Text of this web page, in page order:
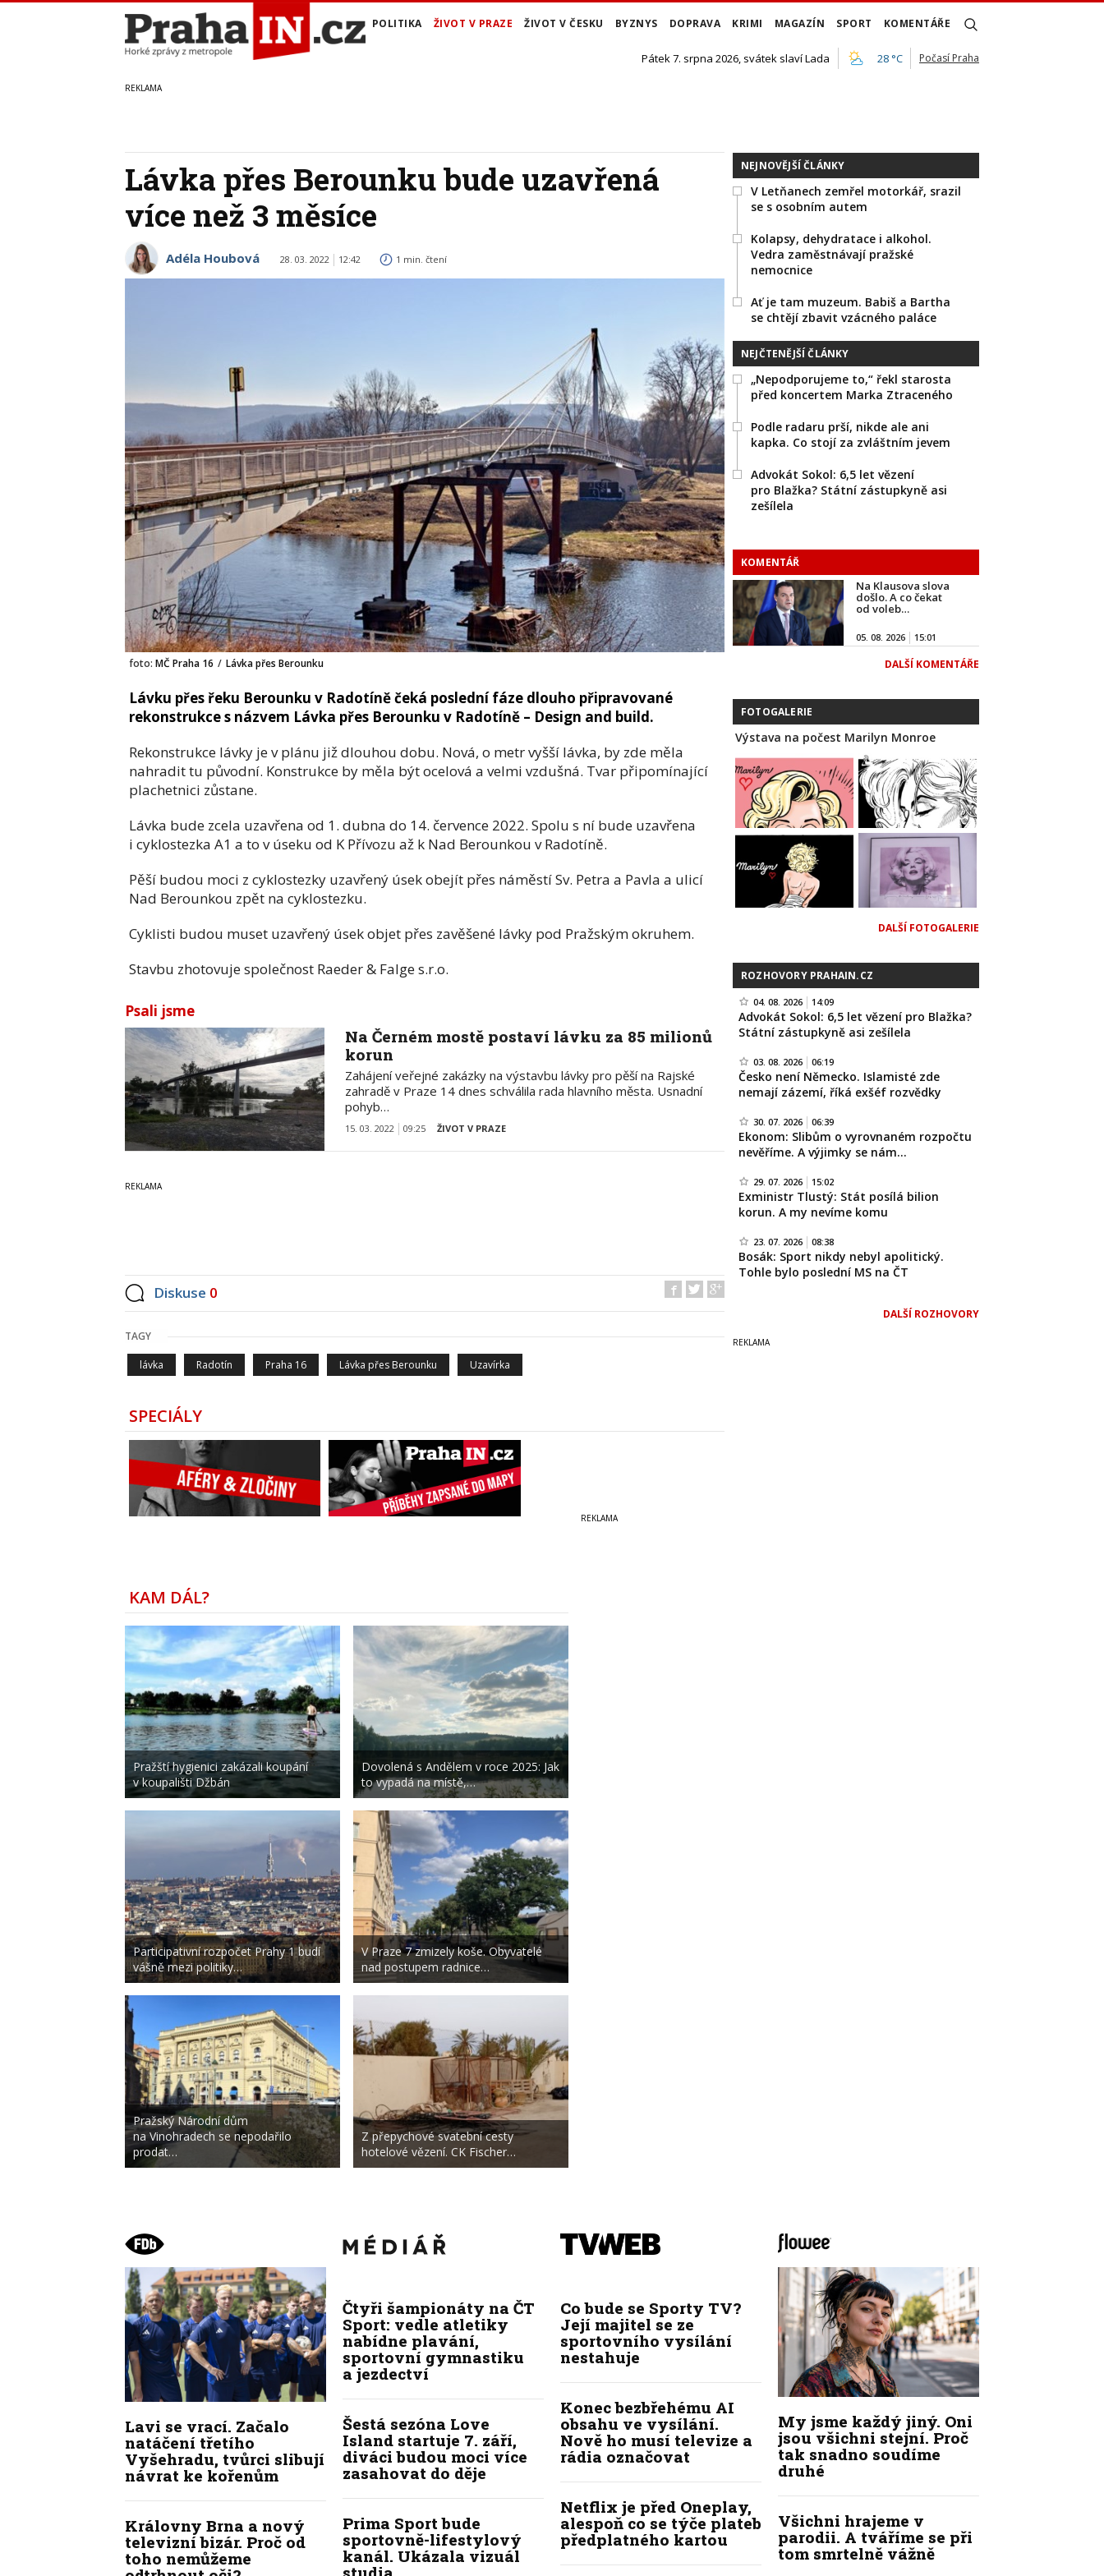
POLITIKA ŽIVOT V PRAZE ŽIVOT V ČESKU BYZNYS DOPRAVA KRIMI MAGAZÍN SPORT KOMENTÁŘE
Pátek 7. srpna 2026, svátek slaví Lada 28 °C Počasí Praha
Lávka přes Berounku bude uzavřená
více než 3 měsíce
Adéla Houbová 28. 03. 2022 12:42 1 min. čtení
foto: MČ Praha 16 / Lávka přes Berounku
Lávku přes řeku Berounku v Radotíně čeká poslední fáze dlouho připravované
rekonstrukce s názvem Lávka přes Berounku v Radotíně – Design and build.
Rekonstrukce lávky je v plánu již dlouhou dobu. Nová, o metr vyšší lávka, by zde měla
nahradit tu původní. Konstrukce by měla být ocelová a velmi vzdušná. Tvar připomínající
plachetnici zůstane.
Lávka bude zcela uzavřena od 1. dubna do 14. července 2022. Spolu s ní bude uzavřena
i cyklostezka A1 a to v úseku od K Přívozu až k Nad Berounkou v Radotíně.
Pěší budou moci z cyklostezky uzavřený úsek obejít přes náměstí Sv. Petra a Pavla a ulicí
Nad Berounkou zpět na cyklostezku.
Cyklisti budou muset uzavřený úsek objet přes zavěšené lávky pod Pražským okruhem.
Stavbu zhotovuje společnost Raeder & Falge s.r.o.
Psali jsme
Na Černém mostě postaví lávku za 85 milionů
korun
Zahájení veřejné zakázky na výstavbu lávky pro pěší na Rajské
zahradě v Praze 14 dnes schválila rada hlavního města. Usnadní
pohyb…
15. 03. 2022 09:25 ŽIVOT V PRAZE
Diskuse 0
TAGY
lávka Radotín Praha 16 Lávka přes Berounku Uzavírka
SPECIÁLY
NEJNOVĚJŠÍ ČLÁNKY
V Letňanech zemřel motorkář, srazil
se s osobním autem
Kolapsy, dehydratace i alkohol.
Vedra zaměstnávají pražské
nemocnice
Ať je tam muzeum. Babiš a Bartha
se chtějí zbavit vzácného paláce
NEJČTENĚJŠÍ ČLÁNKY
„Nepodporujeme to,“ řekl starosta
před koncertem Marka Ztraceného
Podle radaru prší, nikde ale ani
kapka. Co stojí za zvláštním jevem
Advokát Sokol: 6,5 let vězení
pro Blažka? Státní zástupkyně asi
zešílela
KOMENTÁŘ
Na Klausova slova
došlo. A co čekat
od voleb…
05. 08. 2026 15:01
DALŠÍ KOMENTÁŘE
FOTOGALERIE
Výstava na počest Marilyn Monroe
DALŠÍ FOTOGALERIE
ROZHOVORY PRAHAIN.CZ
04. 08. 2026 14:09
Advokát Sokol: 6,5 let vězení pro Blažka?
Státní zástupkyně asi zešílela
03. 08. 2026 06:19
Česko není Německo. Islamisté zde
nemají zázemí, říká exšéf rozvědky
30. 07. 2026 06:39
Ekonom: Slibům o vyrovnaném rozpočtu
nevěříme. A výjimky se nám…
29. 07. 2026 15:02
Exministr Tlustý: Stát posílá bilion
korun. A my nevíme komu
23. 07. 2026 08:38
Bosák: Sport nikdy nebyl apolitický.
Tohle bylo poslední MS na ČT
DALŠÍ ROZHOVORY
KAM DÁL?
Pražští hygienici zakázali koupání
v koupališti Džbán
Participativní rozpočet Prahy 1 budí
vášně mezi politiky…
Pražský Národní dům
na Vinohradech se nepodařilo
prodat…
Dovolená s Andělem v roce 2025: Jak
to vypadá na místě,…
V Praze 7 zmizely koše. Obyvatelé
nad postupem radnice…
Z přepychové svatební cesty
hotelové vězení. CK Fischer…
Lavi se vrací. Začalo
natáčení třetího
Vyšehradu, tvůrci slibují
návrat ke kořenům
Královny Brna a nový
televizní bizár. Proč od
toho nemůžeme
Čtyři šampionáty na ČT
Sport: vedle atletiky
nabídne plavání,
sportovní gymnastiku
a jezdectví
Šestá sezóna Love
Island startuje 7. září,
diváci budou moci více
zasahovat do děje
Prima Sport bude
sportovně-lifestylový
kanál. Ukázala vizuál
Co bude se Sporty TV?
Její majitel se ze
sportovního vysílání
nestahuje
Konec bezbřehému AI
obsahu ve vysílání.
Nově ho musí televize a
rádia označovat
Netflix je před Oneplay,
alespoň co se týče plateb
předplatného kartou
My jsme každý jiný. Oni
jsou všichni stejní. Proč
tak snadno soudíme
druhé
Všichni hrajeme v
parodii. A tváříme se při
tom smrtelně vážně